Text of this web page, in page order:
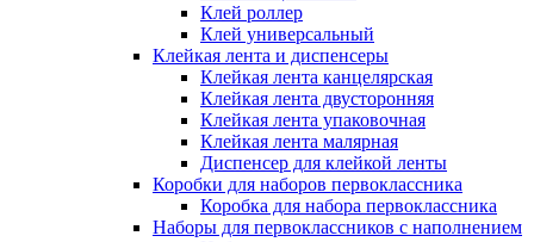
Клей роллер
Клей универсальный
Клейкая лента и диспенсеры
Клейкая лента канцелярская
Клейкая лента двусторонняя
Клейкая лента упаковочная
Клейкая лента малярная
Диспенсер для клейкой ленты
Коробки для наборов первоклассника
Коробка для набора первоклассника
Наборы для первоклассников с наполнением